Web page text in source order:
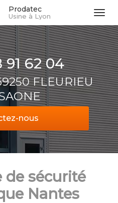
Prodatec
Usine à Lyon
91 62 04
FLEURIEU
nous
de sécurité
Nantes